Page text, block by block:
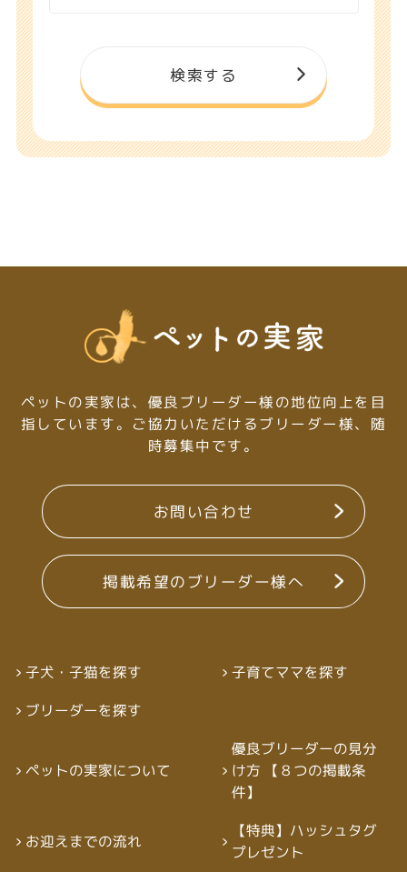
ペットの実家は、優良ブリーダー様の地位向上を目
指しています。 ご協力いただけるブリーダー様、随
時募集中です。
お問い合わせ
掲載希望のブリーダー様へ
子犬・子猫を探す 子育てママを探す
ブリーダーを探す
ペットの実家について
優良ブリーダーの見分
け方 【８つの掲載条
件】
お迎えまでの流れ
【特典】ハッシュタグ
プレゼント